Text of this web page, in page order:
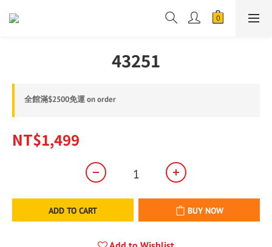
43251
全館滿$2500免運 on order
NT$1,499
ADD TO CART BUY NOW